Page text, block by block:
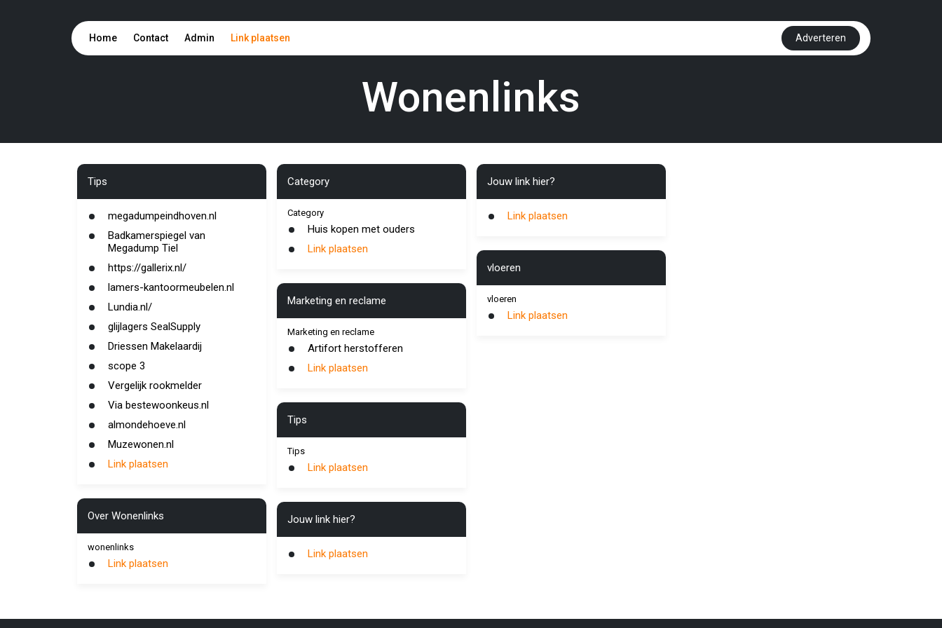
Home Contact Admin Link plaatsen Adverteren
Wonenlinks
Tips
megadumpeindhoven.nl
Badkamerspiegel van
Megadump Tiel
https://gallerix.nl/
lamers-kantoormeubelen.nl
Lundia.nl/
glijlagers SealSupply
Driessen Makelaardij
scope 3
Vergelijk rookmelder
Via bestewoonkeus.nl
almondehoeve.nl
Muzewonen.nl
Link plaatsen
Over Wonenlinks
wonenlinks
Link plaatsen
Category
Category
Huis kopen met ouders
Link plaatsen
Marketing en reclame
Marketing en reclame
Artifort herstofferen
Link plaatsen
Tips
Tips
Link plaatsen
Jouw link hier?
Link plaatsen
Jouw link hier?
Link plaatsen
vloeren
vloeren
Link plaatsen